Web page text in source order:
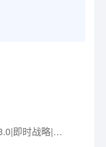
外星站/Outworld Station v0.1.3.0|即时战略|容量3.5GB|免安装绿色中文版|支持键盘.鼠标